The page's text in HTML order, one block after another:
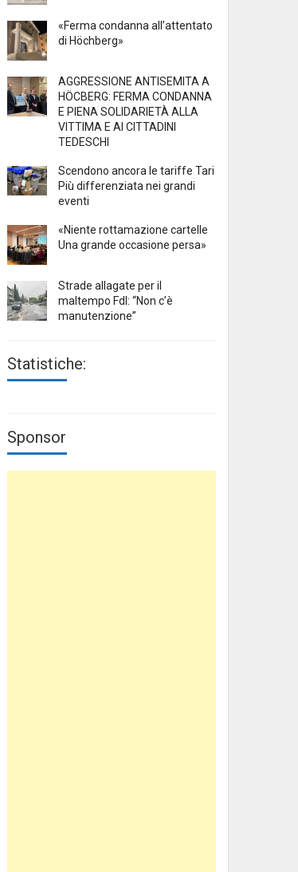
«Ferma condanna all’attentato
di Höchberg»
AGGRESSIONE ANTISEMITA A
HÖCBERG: FERMA CONDANNA
E PIENA SOLIDARIETÀ ALLA
VITTIMA E AI CITTADINI
TEDESCHI
Scendono ancora le tariffe Tari
Più differenziata nei grandi
eventi
«Niente rottamazione cartelle
Una grande occasione persa»
Strade allagate per il
maltempo FdI: “Non c’è
manutenzione”
Statistiche:
Sponsor